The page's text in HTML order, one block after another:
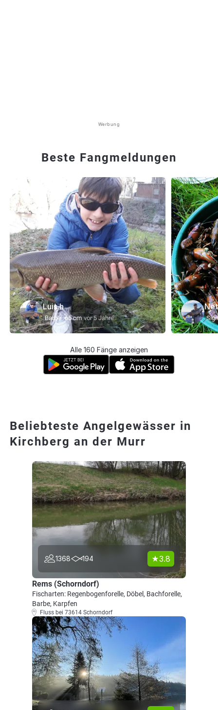
Werbung
Beste Fangmeldungen
Luis.h
Barbe 65 cm vor 5 Jahre
Alle 160 Fänge anzeigen
Beliebteste Angelgewässer in
Kirchberg an der Murr
1368 194 3.8
Rems (Schorndorf)
Fischarten: Regenbogenforelle, Döbel, Bachforelle,
Barbe, Karpfen
Fluss bei 73614 Schorndorf